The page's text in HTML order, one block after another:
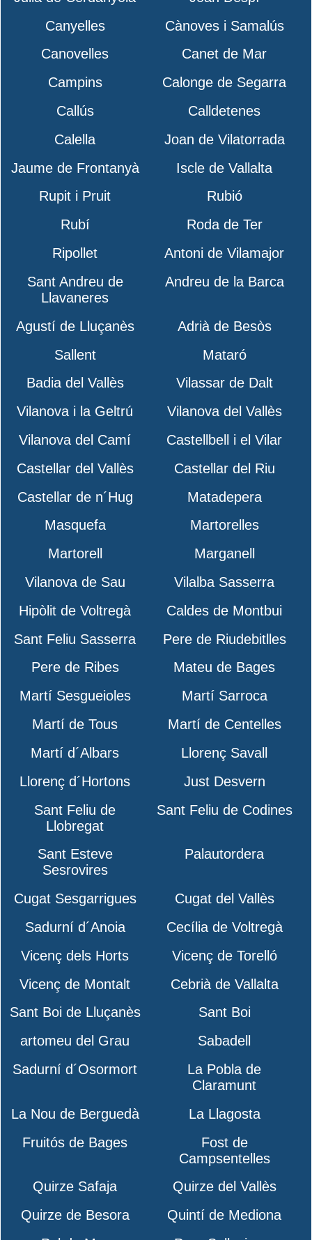
Canyelles
Cànoves i Samalús
Canovelles
Canet de Mar
Campins
Calonge de Segarra
Callús
Calldetenes
Calella
Joan de Vilatorrada
Jaume de Frontanyà
Iscle de Vallalta
Rupit i Pruit
Rubió
Rubí
Roda de Ter
Ripollet
Antoni de Vilamajor
Sant Andreu de
Llavaneres
Andreu de la Barca
Agustí de Lluçanès
Adrià de Besòs
Sallent
Mataró
Badia del Vallès
Vilassar de Dalt
Vilanova i la Geltrú
Vilanova del Vallès
Vilanova del Camí
Castellbell i el Vilar
Castellar del Vallès
Castellar del Riu
Castellar de n´Hug
Matadepera
Masquefa
Martorelles
Martorell
Marganell
Vilanova de Sau
Vilalba Sasserra
Hipòlit de Voltregà
Caldes de Montbui
Sant Feliu Sasserra
Pere de Riudebitlles
Pere de Ribes
Mateu de Bages
Martí Sesgueioles
Martí Sarroca
Martí de Tous
Martí de Centelles
Martí d´Albars
Llorenç Savall
Llorenç d´Hortons
Just Desvern
Sant Feliu de
Llobregat
Sant Feliu de Codines
Sant Esteve
Sesrovires
Palautordera
Cugat Sesgarrigues
Cugat del Vallès
Sadurní d´Anoia
Cecília de Voltregà
Vicenç dels Horts
Vicenç de Torelló
Vicenç de Montalt
Cebrià de Vallalta
Sant Boi de Lluçanès
Sant Boi
artomeu del Grau
Sabadell
Sadurní d´Osormort
La Pobla de
Claramunt
La Nou de Berguedà
La Llagosta
Fruitós de Bages
Fost de
Campsentelles
Quirze Safaja
Quirze del Vallès
Quirze de Besora
Quintí de Mediona